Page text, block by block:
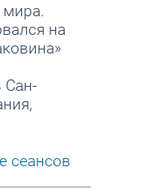
мира.
на
Сан-
сеансов